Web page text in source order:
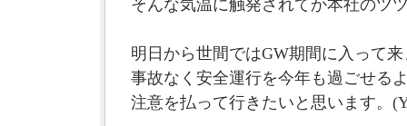
そんな気温に触発されてか本社のツ
明日から世間ではGW期間に入って
事故なく安全運行を今年も過ごせる
注意を払って行きたいと思います。